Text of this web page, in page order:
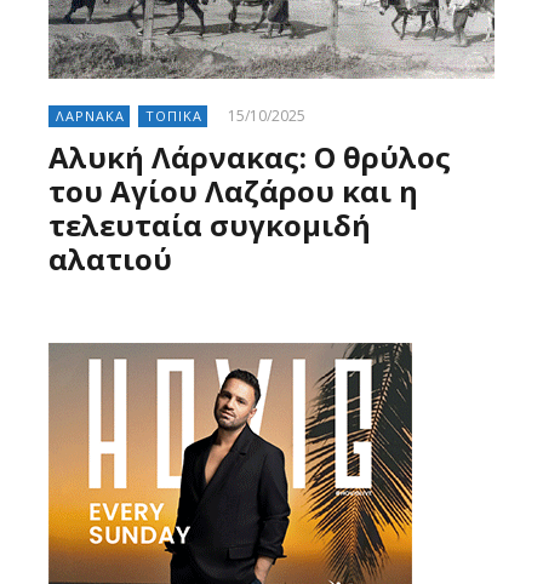
ΛΑΡΝΑΚΑ ΤΟΠΙΚΑ 15/10/2025
Αλυκή Λάρνακας: Ο θρύλος
του Αγίου Λαζάρου και η
τελευταία συγκομιδή
αλατιού